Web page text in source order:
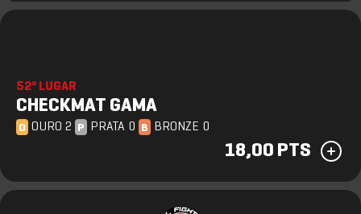
52º LUGAR
CHECKMAT GAMA
O OURO 2 P PRATA 0 B BRONZE 0
18,00 PTS